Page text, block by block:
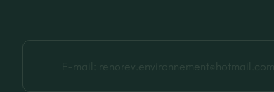
E-mail: renorev.environnement@hotmail.com